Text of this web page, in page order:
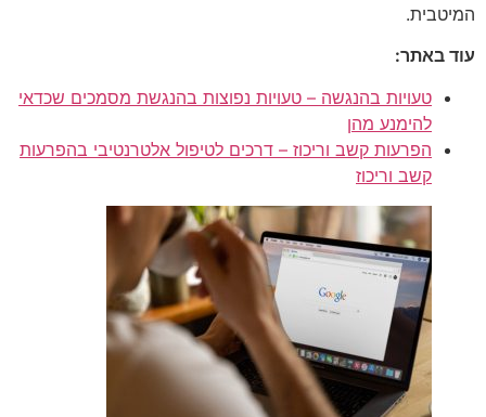
המיטבית.
עוד באתר:
טעויות בהנגשה – טעויות נפוצות בהנגשת מסמכים שכדאי
להימנע מהן
הפרעות קשב וריכוז – דרכים לטיפול אלטרנטיבי בהפרעות
קשב וריכוז